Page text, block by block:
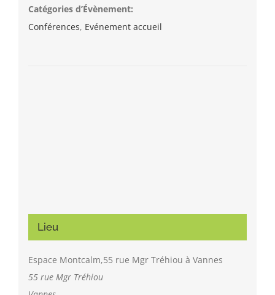
Catégories d’Évènement:
Conférences, Evénement accueil
Lieu
Espace Montcalm,55 rue Mgr Tréhiou à Vannes
55 rue Mgr Tréhiou